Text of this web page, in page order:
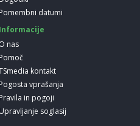
Pomembni datumi
Informacije
O nas
Pomoč
kontakt
Pogosta vprašanja
Pravila in pogoji
Upravljanje soglasij